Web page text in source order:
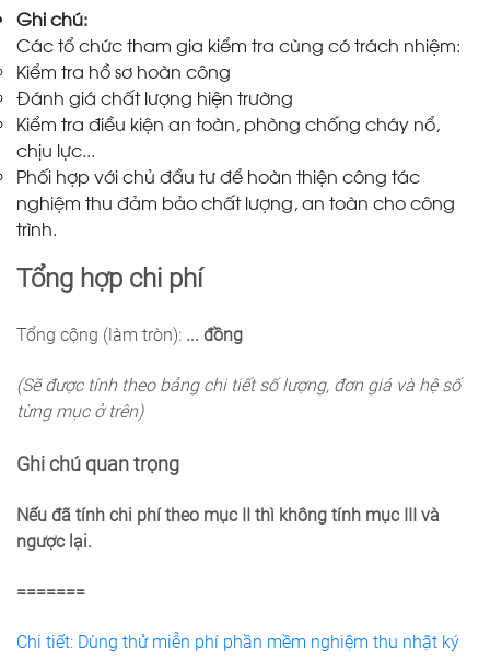
Ghi chú:
Các tổ chức tham gia kiểm tra cùng có trách nhiệm:
Kiểm tra hồ sơ hoàn công
Đánh giá chất lượng hiện trường
Kiểm tra điều kiện an toàn, phòng chống cháy nổ,
chịu lực...
Phối hợp với chủ đầu tư để hoàn thiện công tác
nghiệm thu đảm bảo chất lượng, an toàn cho công
trình.
Tổng hợp chi phí
Tổng cộng (làm tròn): ... đồng
(Sẽ được tính theo bảng chi tiết số lượng, đơn giá và hệ số
từng mục ở trên)
Ghi chú quan trọng
Nếu đã tính chi phí theo mục II thì không tính mục III và
ngược lại.
=======
Chi tiết: Dùng thử miễn phí phần mềm nghiệm thu nhật ký